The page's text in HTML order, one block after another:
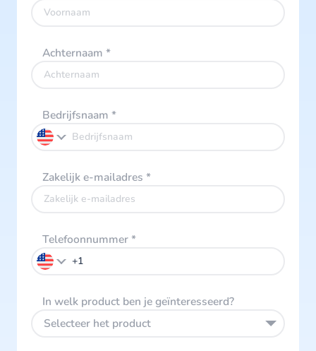
Achternaam *
Bedrijfsnaam *
Zakelijk e-mailadres *
Telefoonnummer*
In welk product ben je geïnteresseerd?
Selecteer het product